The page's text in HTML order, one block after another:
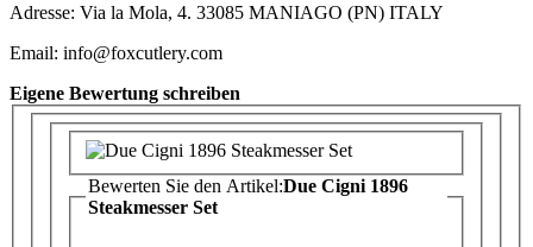
Adresse: Via la Mola, 4. 33085 MANIAGO (PN) ITALY
Email: info@foxcutlery.com
Eigene Bewertung schreiben
Bewerten Sie den Artikel:Due Cigni 1896
Steakmesser Set